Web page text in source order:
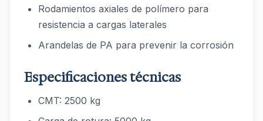
Rodamientos axiales de polímero para
resistencia a cargas laterales
Arandelas de PA para prevenir la corrosión
Especificaciones técnicas
CMT: 2500 kg